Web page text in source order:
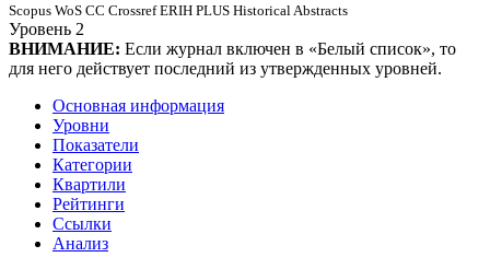
Scopus WoS CC Crossref ERIH PLUS Historical Abstracts
Уровень 2
ВНИМАНИЕ: Если журнал включен в «Белый список», то
для него действует последний из утвержденных уровней.
Основная информация
Уровни
Показатели
Категории
Квартили
Рейтинги
Ссылки
Анализ